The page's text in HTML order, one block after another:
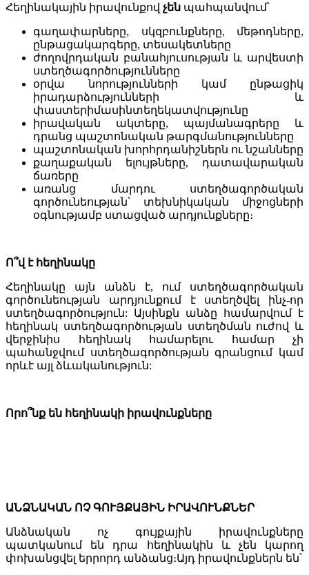
Հեղինակային իրավունքով չեն պահպանվում՝
գաղափարները, սկզբունքները, մեթոդները,
ընթացակարգերը, տեսակետները
ժողովրդական բանահյուսության և արվեստի
ստեղծագործությունները
օրվա նորությունների կամ ընթացիկ
իրադարձությունների և
փաստերիմասինտեղեկատվությունը
իրավական ակտերը, պայմանագրերը և
դրանց պաշտոնական թարգմանությունները
պաշտոնական խորհրդանիշներն ու նշանները
քաղաքական ելույթները, դատավարական
ճառերը
առանց մարդու ստեղծագործական
գործունեության՝ տեխնիկական միջոցների
օգնությամբ ստացված արդյունքները։
Ո՞վ է հեղինակը
Հեղինակը այն անձն է, ում ստեղծագործական
գործունեության արդյունքում է ստեղծվել ինչ-որ
ստեղծագործություն: Այսինքն անձը համարվում է
հեղինակ ստեղծագործության ստեղծման ուժով և
վերջինիս հեղինակ համարելու համար չի
պահանջվում ստեղծագործության գրանցում կամ
որևէ այլ ձևականություն:
Որո՞նք են հեղինակի իրավունքները
ԱՆՁՆԱԿԱՆ ՈՉ ԳՈՒՅՔԱՅԻՆ ԻՐԱՎՈՒՆՔՆԵՐ
Անձնական ոչ գույքային իրավունքները
պատկանում են դրա հեղինակին և չեն կարող
փոխանցվել երրորդ անձանց։Այդ իրավունքներն են՝